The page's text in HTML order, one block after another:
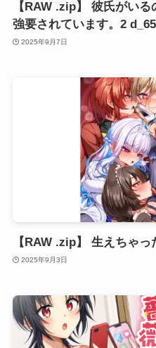
【RAW .zip】 彼氏がい
強要されています。2
2025年9月7日
【RAW .zip】 生えちゃ
2025年9月3日